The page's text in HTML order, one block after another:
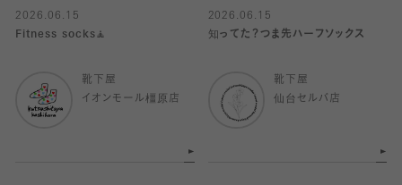
2026.06.15
Fitness socks🧘
靴下屋
イオンモール橿原店
2026.06.15
知ってた？つま先ハーフソックス
靴下屋
仙台セルバ店